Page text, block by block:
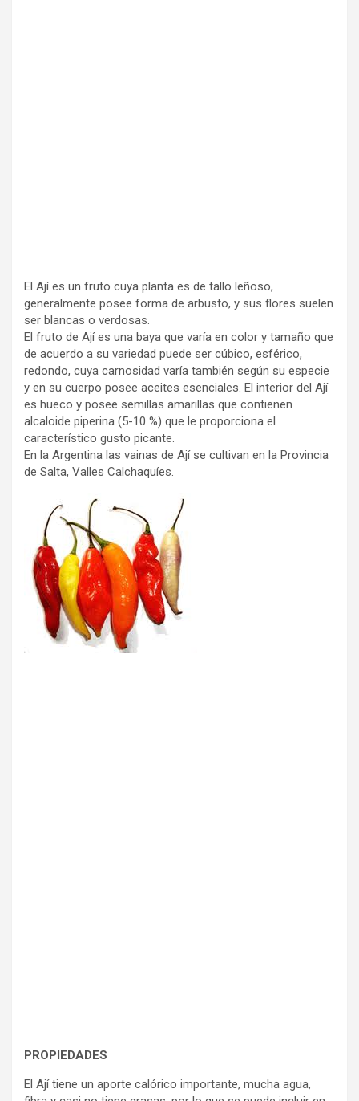
El Ají es un fruto cuya planta es de tallo leñoso,
generalmente posee forma de arbusto, y sus flores suelen
ser blancas o verdosas.
El fruto de Ají es una baya que varía en color y tamaño que
de acuerdo a su variedad puede ser cúbico, esférico,
redondo, cuya carnosidad varía también según su especie
y en su cuerpo posee aceites esenciales. El interior del Ají
es hueco y posee semillas amarillas que contienen
alcaloide piperina (5-10 %) que le proporciona el
característico gusto picante.
En la Argentina las vainas de Ají se cultivan en la Provincia
de Salta, Valles Calchaquíes.
PROPIEDADES
El Ají tiene un aporte calórico importante, mucha agua,